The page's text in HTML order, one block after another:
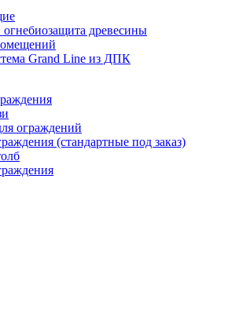
древесины
Grand Line из ДПК
ограждений
(стандартные под заказ)